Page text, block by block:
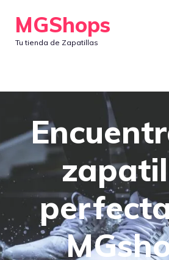
contenido
MGShops
Tu tienda de Zapatillas